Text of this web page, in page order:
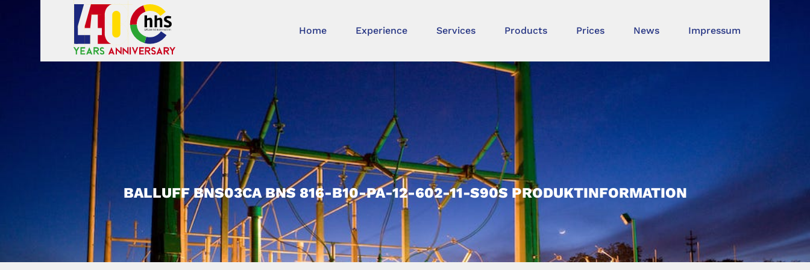
Home Experience Services Products Prices News Impressum
BALLUFF BNS03CA BNS 816-B10-PA-12-602-11-S90S PRODUKTINFORMATION